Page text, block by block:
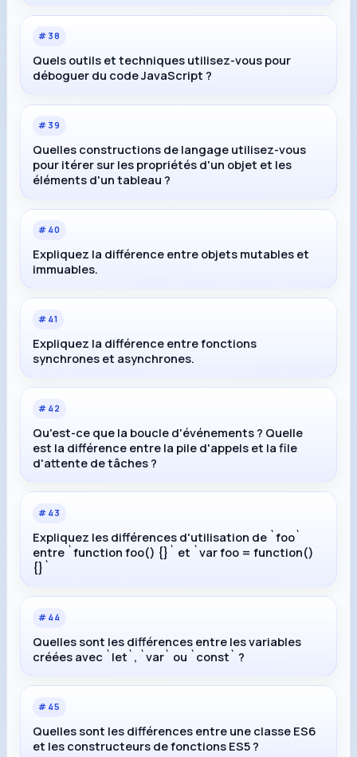
# 38
Quels outils et techniques utilisez-vous pour
déboguer du code JavaScript ?
# 39
Quelles constructions de langage utilisez-vous
pour itérer sur les propriétés d'un objet et les
éléments d'un tableau ?
# 40
Expliquez la différence entre objets mutables et
immuables.
# 41
Expliquez la différence entre fonctions
synchrones et asynchrones.
# 42
Qu'est-ce que la boucle d'événements ? Quelle
est la différence entre la pile d'appels et la file
d'attente de tâches ?
# 43
Expliquez les différences d'utilisation de `foo`
entre `function foo() {}` et `var foo = function()
{}`
# 44
Quelles sont les différences entre les variables
créées avec `let`, `var` ou `const` ?
# 45
Quelles sont les différences entre une classe ES6
et les constructeurs de fonctions ES5 ?